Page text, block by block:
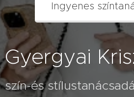
Ingyenes
Gyergyai
szín-és